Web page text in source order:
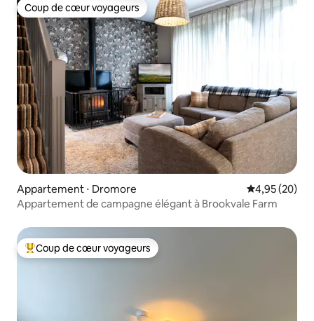
Coup de cœur voyageurs
Coup de cœur voyageurs
Appartement ⋅ Dromore Évaluation
4,95 (20)
Appartement de campagne élégant à Brookvale Farm
Coups de cœur voyageurs les plus appréciés
Coup de cœur voyageurs